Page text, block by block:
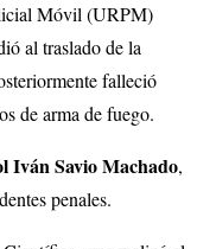
Móvil (URPM)
al traslado de la
falleció
de arma de fuego.
Iván Savio Machado,
penales.